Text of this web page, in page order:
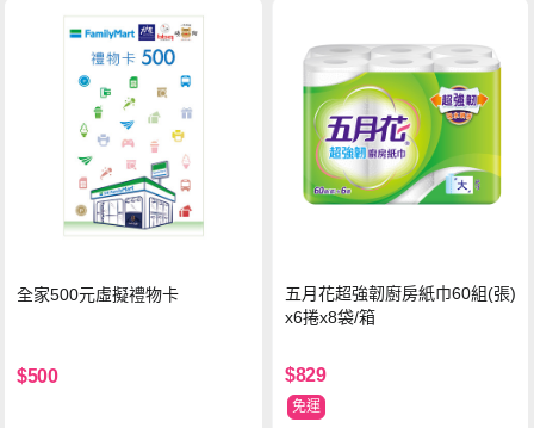
全家500元虛擬禮物卡
$500
五月花超強韌廚房紙巾60組(張)
x6捲x8袋/箱
$829
免運